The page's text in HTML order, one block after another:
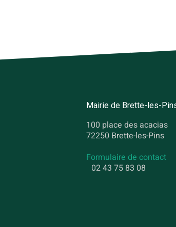
Mairie de Brette-les-
100 place des acacias
72250 Brette-les-Pins
Formulaire de contact
02 43 75 83 08